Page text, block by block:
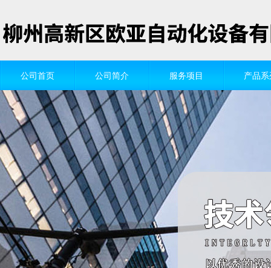
公司首页 公司简介 服务项目 产品系